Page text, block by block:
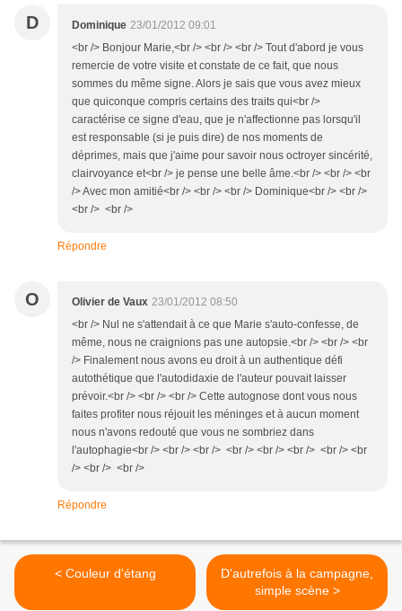
D Dominique 23/01/2012 09:01
<br /> Bonjour Marie,<br /> <br /> <br /> Tout d'abord je vous
remercie de votre visite et constate de ce fait, que nous
sommes du même signe. Alors je sais que vous avez mieux
que quiconque compris certains des traits qui<br />
caractérise ce signe d'eau, que je n'affectionne pas lorsqu'il
est responsable (si je puis dire) de nos moments de
déprimes, mais que j'aime pour savoir nous octroyer sincérité,
clairvoyance et<br /> je pense une belle âme.<br /> <br /> <br
/> Avec mon amitié<br /> <br /> <br /> Dominique<br /> <br />
<br /> <br />
Répondre
O Olivier de Vaux 23/01/2012 08:50
<br /> Nul ne s'attendait à ce que Marie s'auto-confesse, de
même, nous ne craignions pas une autopsie.<br /> <br /> <br
/> Finalement nous avons eu droit à un authentique défi
autothétique que l'autodidaxie de l'auteur pouvait laisser
prévoir.<br /> <br /> <br /> Cette autognose dont vous nous
faites profiter nous réjouit les méninges et à aucun moment
nous n'avons redouté que vous ne sombriez dans
l'autophagie<br /> <br /> <br /> <br /> <br /> <br /> <br /> <br
/> <br /> <br />
Répondre
< Couleur d'étang
D'autrefois à la campagne,
simple scène >